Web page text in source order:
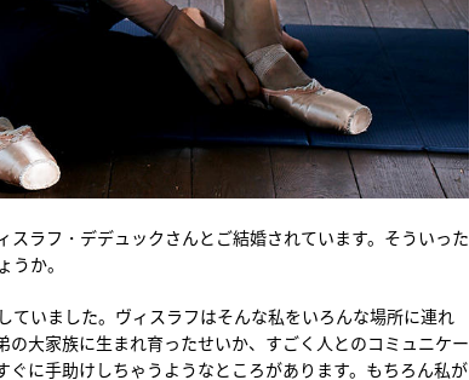
ラフ・デデュックさんとご結婚されています。そういった
か。
ていました。ヴィスラフはそんな私をいろんな場所に連れ
大家族に生まれ育ったせいか、すごく人とのコミュニケー
に手助けしちゃうようなところがあります。もちろん私が